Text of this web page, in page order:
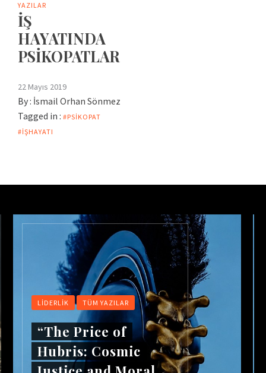
YAZILAR
İŞ
HAYATINDA
PSİKOPATLAR
22 Mayıs 2019
By : İsmail Orhan Sönmez
Tagged in : #PSIKOPAT
#IŞHAYATI
LIDERLIK TÜM YAZILAR
“The Price of
Hubris: Cosmic